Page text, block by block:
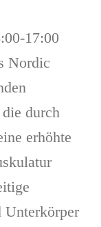
17:00
Nordic
durch
erhöhte
Unterkörper